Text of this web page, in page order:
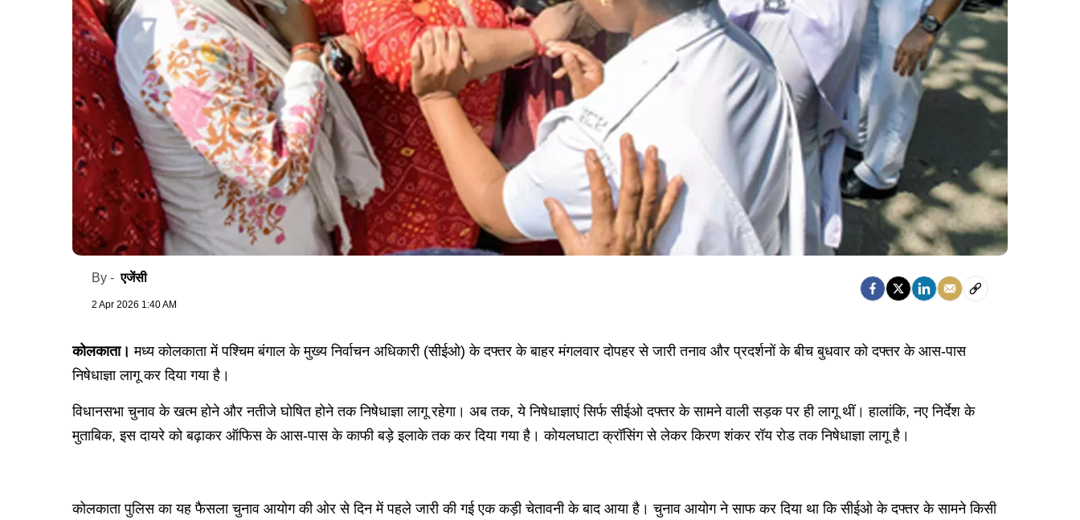
By -एजेंसी
2 Apr 2026 1:40 AM
कोलकाता।मध्य कोलकाता में पश्चिम बंगाल के मुख्य निर्वाचन अधिकारी (सीईओ) के दफ्तर के बाहर मंगलवार दोपहर से जारी तनाव और प्रदर्शनों के बीच बुधवार को दफ्तर के आस-पास
निषेधाज्ञा लागू कर दिया गया है।
विधानसभा चुनाव के खत्म होने और नतीजे घोषित होने तक निषेधाज्ञा लागू रहेगा। अब तक, ये निषेधाज्ञाएं सिर्फ सीईओ दफ्तर के सामने वाली सड़क पर ही लागू थीं। हालांकि, नए निर्देश के
मुताबिक, इस दायरे को बढ़ाकर ऑफिस के आस-पास के काफी बड़े इलाके तक कर दिया गया है। कोयलघाटा क्रॉसिंग से लेकर किरण शंकर रॉय रोड तक निषेधाज्ञा लागू है।
कोलकाता पुलिस का यह फैसला चुनाव आयोग की ओर से दिन में पहले जारी की गई एक कड़ी चेतावनी के बाद आया है। चुनाव आयोग ने साफ कर दिया था कि सीईओ के दफ्तर के सामने किसी